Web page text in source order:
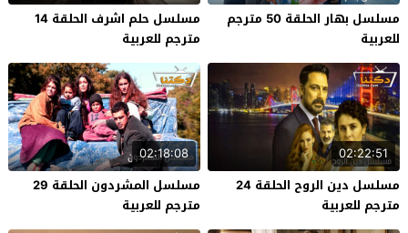
مسلسل بهار الحلقة 50 مترجم
للعربية
مسلسل حلم اشرف الحلقة 14
مترجم للعربية
02:22:51
مسلسل دين الروح الحلقة 24
مترجم للعربية
02:18:08
مسلسل المشردون الحلقة 29
مترجم للعربية